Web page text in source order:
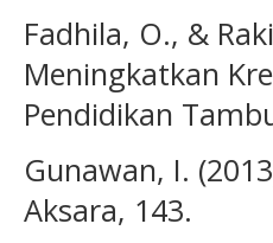
Fadhila, O., &
Meningkatkan
Pendidikan
Gunawan, I.
Aksara, 143.